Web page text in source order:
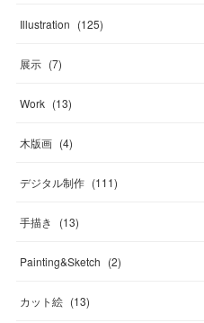
Illustration (125)
展示 (7)
Work (13)
木版画 (4)
デジタル制作 (111)
手描き (13)
Painting&Sketch (2)
カット絵 (13)